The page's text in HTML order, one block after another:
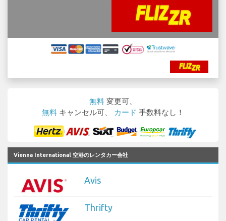
無料 変更可、
無料 キャンセル可、 カード 手数料なし！
Vienna International 空港のレンタカー会社
Avis
Thrifty